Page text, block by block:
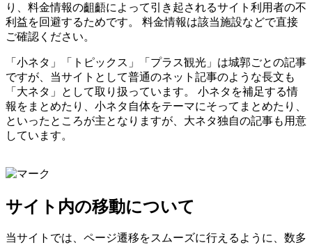
り、料金情報の齟齬によって引き起されるサイト利用者の不
利益を回避するためです。 料金情報は該当施設などで直接
ご確認ください。
「小ネタ」「トピックス」「プラス観光」は城郭ごとの記事
ですが、当サイトとして普通のネット記事のような長文も
「大ネタ」として取り扱っています。 小ネタを補足する情
報をまとめたり、小ネタ自体をテーマにそってまとめたり、
といったところが主となりますが、大ネタ独自の記事も用意
しています。
サイト内の移動について
当サイトでは、ページ遷移をスムーズに行えるように、数多